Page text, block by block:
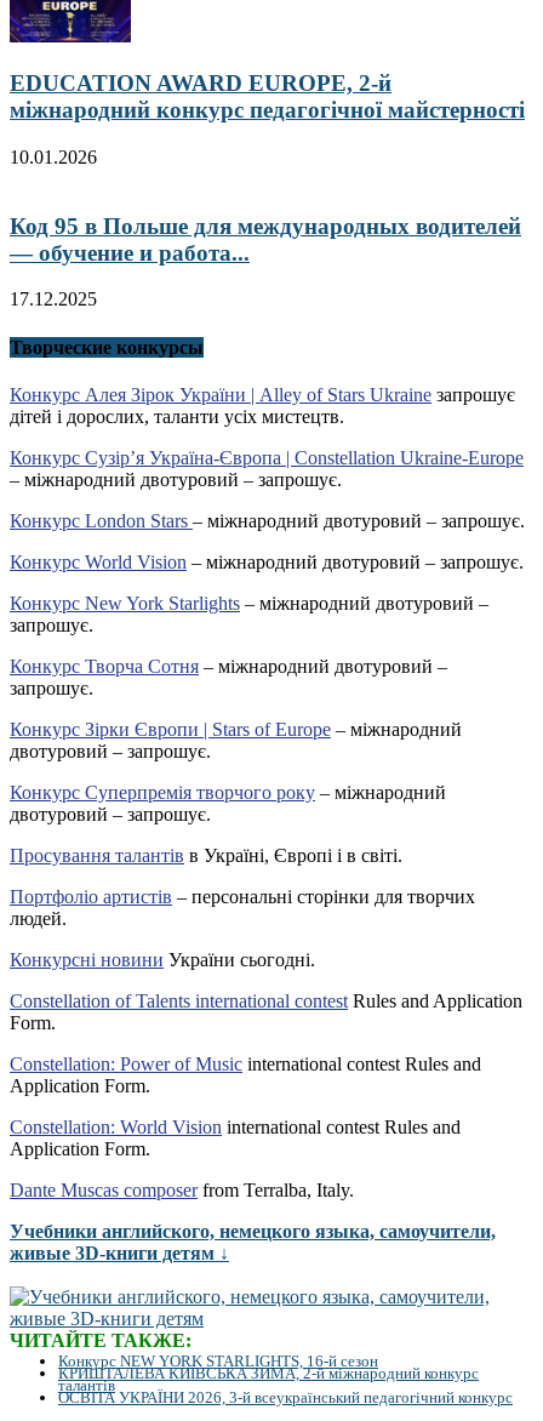
EDUCATION AWARD EUROPE, 2-й
міжнародний конкурс педагогічної майстерності
10.01.2026
Код 95 в Польше для международных водителей
— обучение и работа...
17.12.2025
Творческие конкурсы
Конкурс Алея Зірок України | Alley of Stars Ukraine запрошує
дітей і дорослих, таланти усіх мистецтв.
Конкурс Сузір’я Україна-Європа | Constellation Ukraine-Europe
– міжнародний двотуровий – запрошує.
Конкурс London Stars – міжнародний двотуровий – запрошує.
Конкурс World Vision – міжнародний двотуровий – запрошує.
Конкурс New York Starlights – міжнародний двотуровий –
запрошує.
Конкурс Творча Сотня – міжнародний двотуровий –
запрошує.
Конкурс Зірки Європи | Stars of Europe – міжнародний
двотуровий – запрошує.
Конкурс Суперпремія творчого року – міжнародний
двотуровий – запрошує.
Просування талантів в Україні, Європі і в світі.
Портфоліо артистів – персональні сторінки для творчих
людей.
Конкурсні новини України сьогодні.
Constellation of Talents international contest Rules and Application
Form.
Constellation: Power of Music international contest Rules and
Application Form.
Constellation: World Vision international contest Rules and
Application Form.
Dante Muscas composerfrom Terralba, Italy.
Учебники английского, немецкого языка, самоучители,
живые 3D-книги детям ↓
ЧИТАЙТЕ ТАКЖЕ:
Конкурс NEW YORK STARLIGHTS, 16-й сезон
КРИШТАЛЕВА КИЇВСЬКА ЗИМА, 2-й міжнародний конкурс
талантів
ОСВІТА УКРАЇНИ 2026, 3-й всеукраїнський педагогічний конкурс